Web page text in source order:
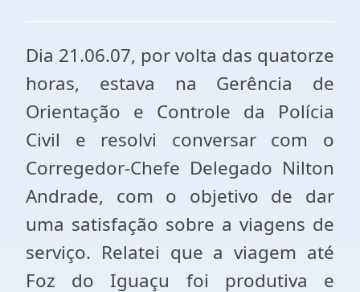
Dia 21.06.07, por volta das quatorze
horas, estava na Gerência de
Orientação e Controle da Polícia
Civil e resolvi conversar com o
Corregedor-Chefe Delegado Nilton
Andrade, com o objetivo de dar
uma satisfação sobre a viagens de
serviço. Relatei que a viagem até
Foz do Iguaçu foi produtiva e